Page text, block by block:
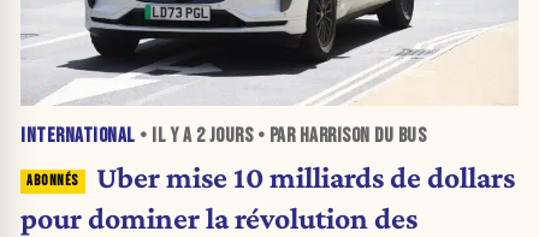
INTERNATIONAL • IL Y A 2 JOURS• PAR HARRISON DU BUS
Uber mise 10 milliards de dollars
pour dominer la révolution des